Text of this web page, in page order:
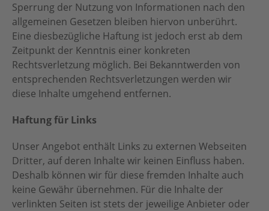
Sperrung der Nutzung von Informationen nach den
allgemeinen Gesetzen bleiben hiervon unberührt.
Eine diesbezügliche Haftung ist jedoch erst ab dem
Zeitpunkt der Kenntnis einer konkreten
Rechtsverletzung möglich. Bei Bekanntwerden von
entsprechenden Rechtsverletzungen werden wir
diese Inhalte umgehend entfernen.
Haftung für Links
Unser Angebot enthält Links zu externen Webseiten
Dritter, auf deren Inhalte wir keinen Einfluss haben.
Deshalb können wir für diese fremden Inhalte auch
keine Gewähr übernehmen. Für die Inhalte der
verlinkten Seiten ist stets der jeweilige Anbieter oder